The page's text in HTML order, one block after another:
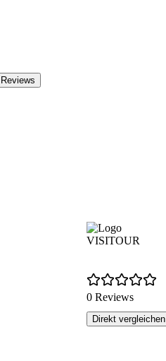
Reviews
VISITOUR
0 Reviews
Direkt vergleichen